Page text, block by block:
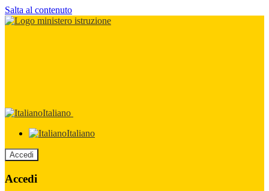
Salta al contenuto
Italiano
Italiano
Accedi
Accedi